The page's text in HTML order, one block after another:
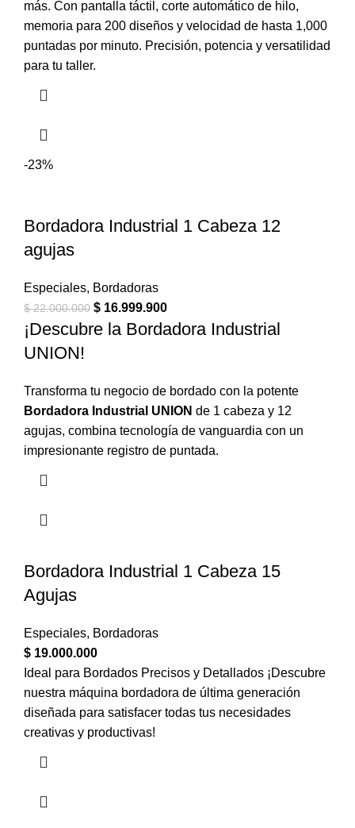
más. Con pantalla táctil, corte automático de hilo,
memoria para 200 diseños y velocidad de hasta 1,000
puntadas por minuto. Precisión, potencia y versatilidad
para tu taller.
-23%
Bordadora Industrial 1 Cabeza 12
agujas
Especiales, Bordadoras
$22.000.000 $ 16.999.900
¡Descubre la Bordadora Industrial
UNION!
Transforma tu negocio de bordado con la potente
Bordadora Industrial UNION de 1 cabeza y 12
agujas, combina tecnología de vanguardia con un
impresionante registro de puntada.
Bordadora Industrial 1 Cabeza 15
Agujas
Especiales, Bordadoras
$ 19.000.000
Ideal para Bordados Precisos y Detallados ¡Descubre
nuestra máquina bordadora de última generación
diseñada para satisfacer todas tus necesidades
creativas y productivas!